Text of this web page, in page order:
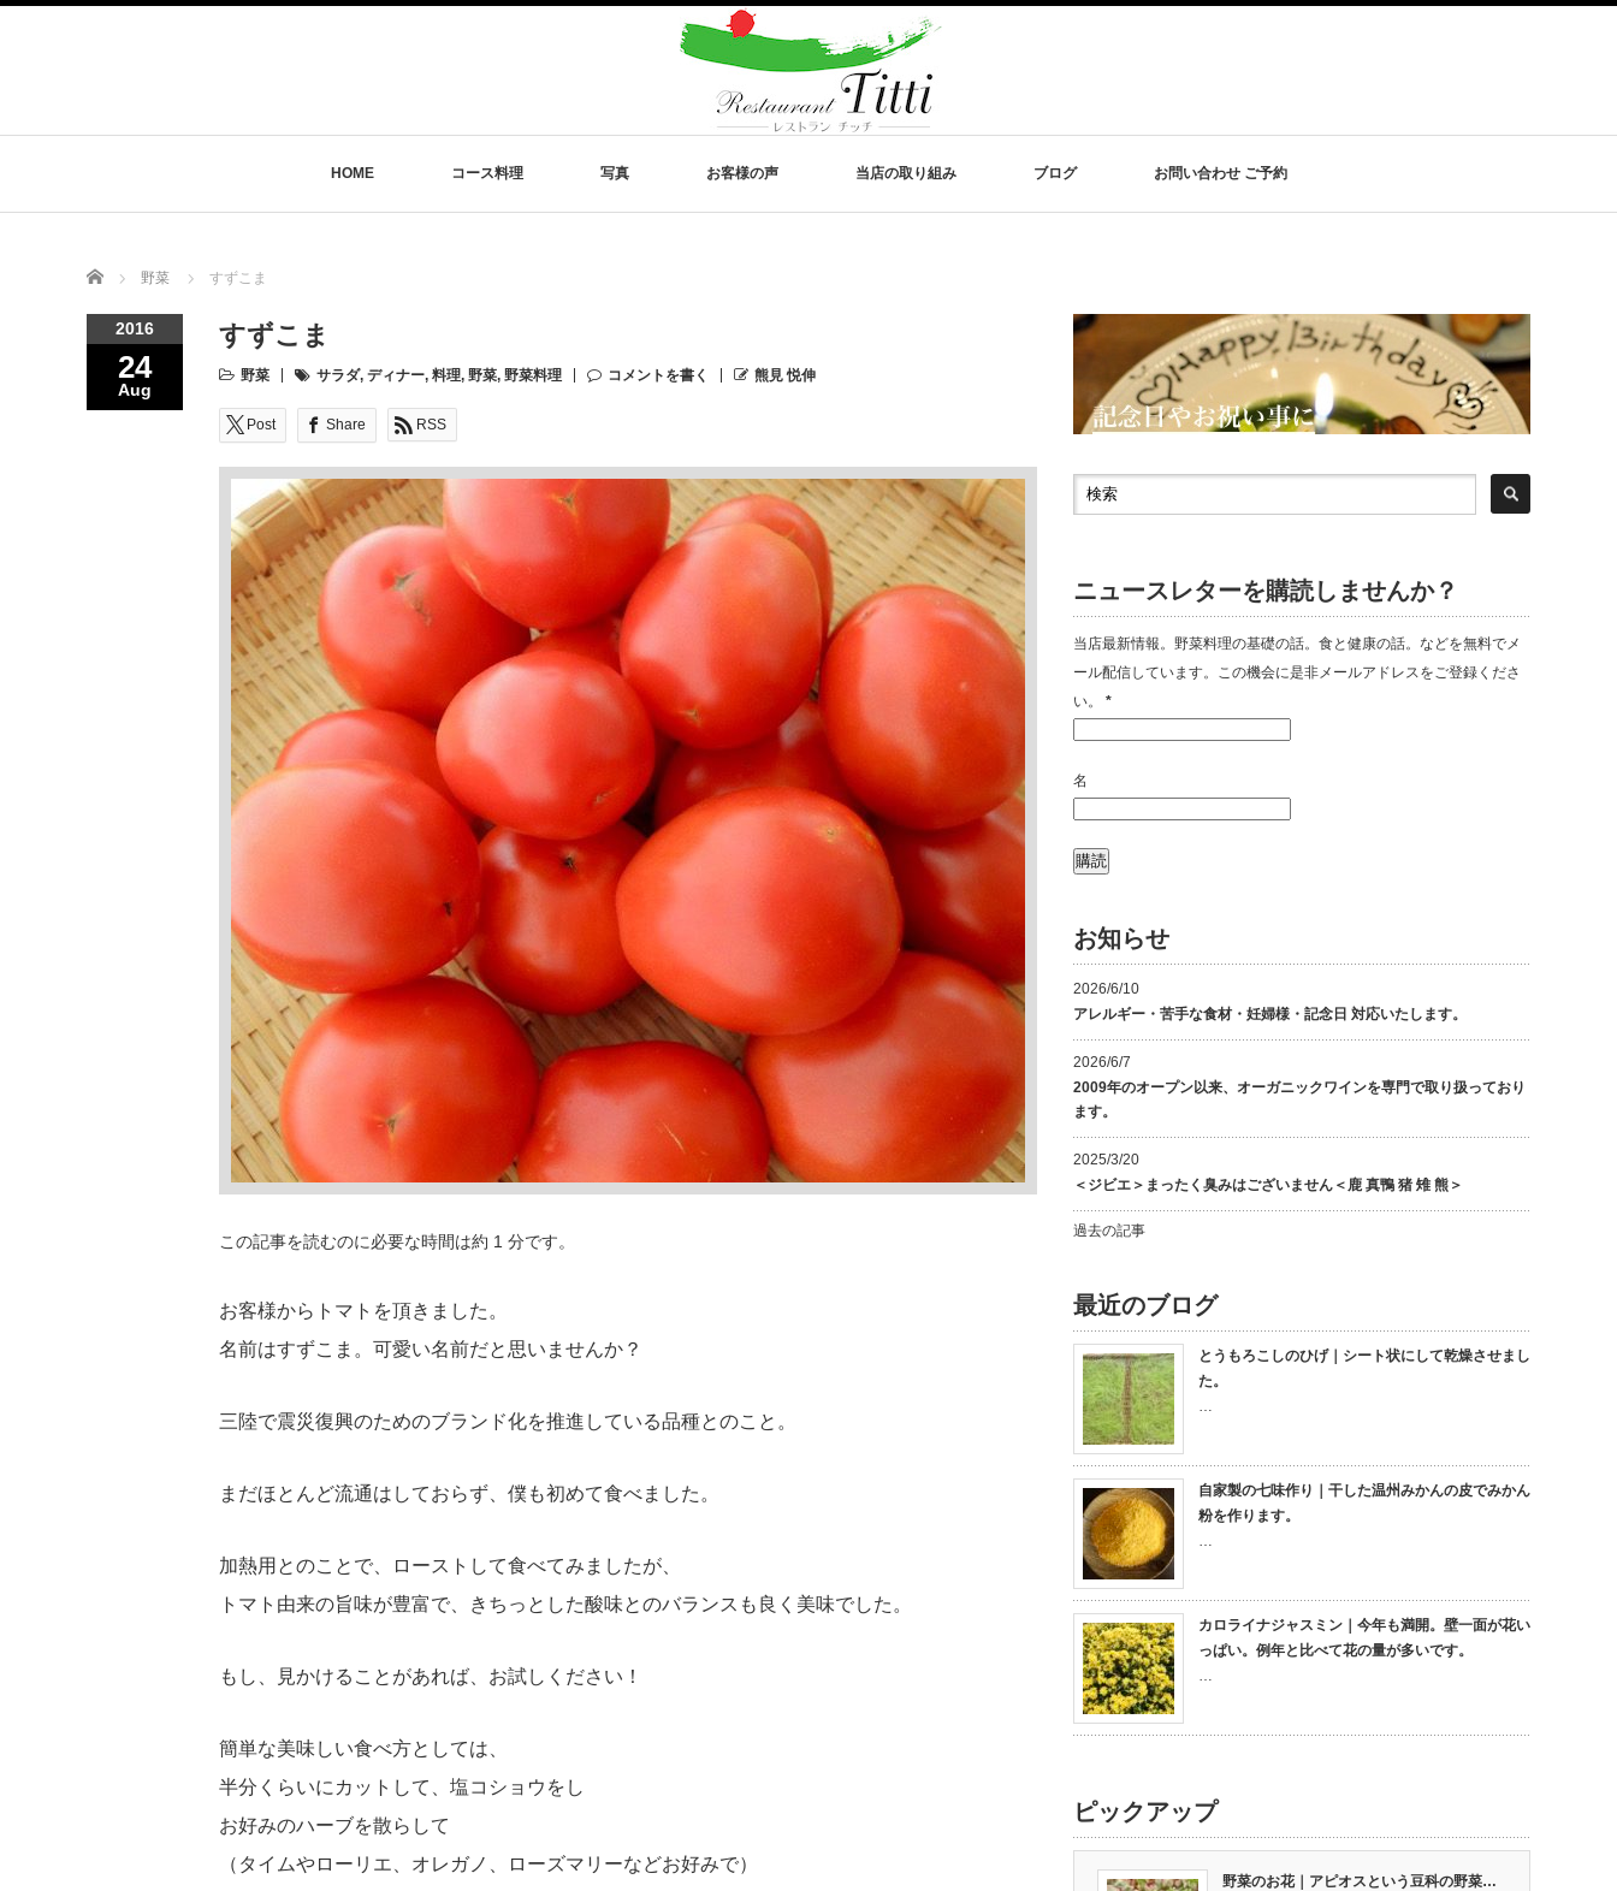
HOME コース料理 写真 お客様の声 当店の取り組み ブログ お問い合わせ ご予約
Home 野菜 すずこま
2016
24
Aug
すずこま
野菜 サラダ, ディナー, 料理, 野菜, 野菜料理 コメントを書く 熊見 悦伸
Post Share RSS
この記事を読むのに必要な時間は約 1 分です。
お客様からトマトを頂きました。
名前はすずこま。可愛い名前だと思いませんか？
三陸で震災復興のためのブランド化を推進している品種とのこと。
まだほとんど流通はしておらず、僕も初めて食べました。
加熱用とのことで、ローストして食べてみましたが、
トマト由来の旨味が豊富で、きちっとした酸味とのバランスも良く美味でした。
もし、見かけることがあれば、お試しください！
簡単な美味しい食べ方としては、
半分くらいにカットして、塩コショウをし
お好みのハーブを散らして
（タイムやローリエ、オレガノ、ローズマリーなどお好みで）
ニュースレターを購読しませんか？
当店最新情報。野菜料理の基礎の話。食と健康の話。などを無料でメ
ール配信しています。この機会に是非メールアドレスをご登録くださ
い。 *
名
お知らせ
2026/6/10
アレルギー・苦手な食材・妊婦様・記念日 対応いたします。
2026/6/7
2009年のオープン以来、オーガニックワインを専門で取り扱っており
ます。
2025/3/20
＜ジビエ＞まったく臭みはございません＜鹿 真鴨 猪 雉 熊＞
過去の記事
最近のブログ
とうもろこしのひげ｜シート状にして乾燥させまし
た。
…
自家製の七味作り｜干した温州みかんの皮でみかん
粉を作ります。
…
カロライナジャスミン｜今年も満開。壁一面が花い
っぱい。例年と比べて花の量が多いです。
…
ピックアップ
野菜のお花｜アピオスという豆科の野菜…